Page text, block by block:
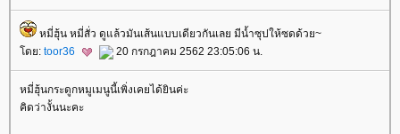
หมี่ฮุ้น หมี่สั่ว ดูแล้วมันเส้นแบบเดียวกันเลย มีน้ำซุปให้ซดด้วย~
ดย: toor36 20 กรกฎาคม 2562 23:05:06 น.
หมี่ฮุ้นกระดูกหมูเมนูนี้เพิ่งเคยได้ยินค่ะ
คิดว่างั้นนะคะ